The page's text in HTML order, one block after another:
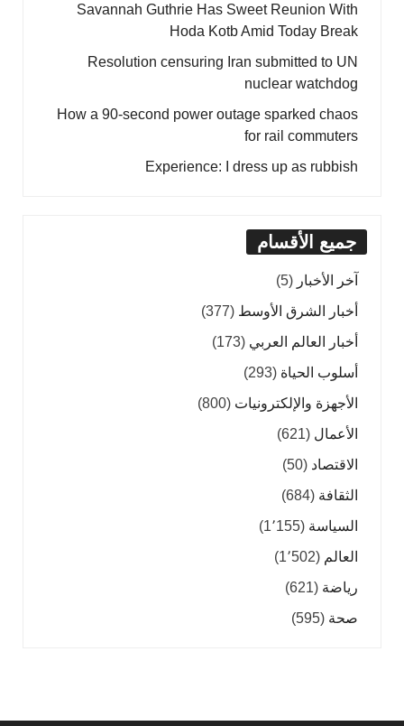
Savannah Guthrie Has Sweet Reunion With
Hoda Kotb Amid Today Break
Resolution censuring Iran submitted to UN
nuclear watchdog
How a 90-second power outage sparked chaos
for rail commuters
Experience: I dress up as rubbish
جميع الأقسام
آخر الأخبار (5)
أخبار الشرق الأوسط (377)
أخبار العالم العربي (173)
أسلوب الحياة (293)
الأجهزة والإلكترونيات (800)
الأعمال (621)
الاقتصاد (50)
الثقافة (684)
السياسة (1٬155)
العالم (1٬502)
رياضة (621)
صحة (595)